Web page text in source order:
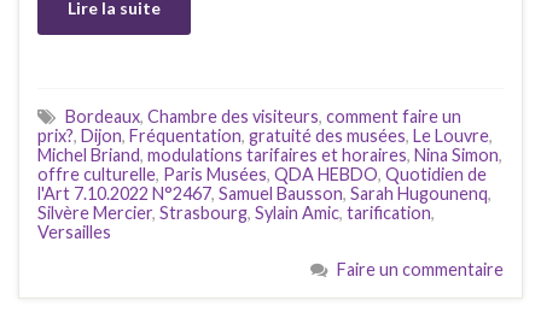
Lire la suite
Bordeaux, Chambre des visiteurs, comment faire un
prix?, Dijon, Fréquentation, gratuité des musées, Le Louvre,
Michel Briand, modulations tarifaires et horaires, Nina Simon,
offre culturelle, Paris Musées, QDA HEBDO, Quotidien de
l'Art 7.10.2022 N°2467, Samuel Bausson, Sarah Hugounenq,
Silvère Mercier, Strasbourg, Sylain Amic, tarification,
Versailles
Faire un commentaire